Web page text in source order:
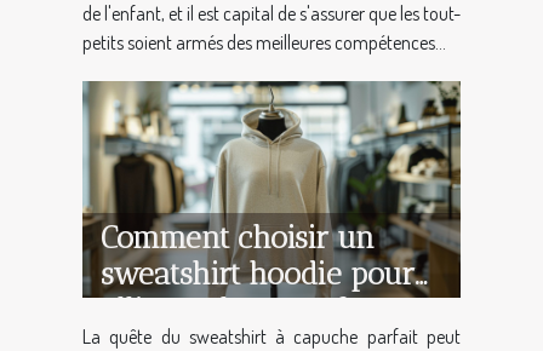
de l'enfant, et il est capital de s'assurer que les tout-
petits soient armés des meilleures compétences...
Comment choisir un
sweatshirt hoodie pour
allier style et confort
La quête du sweatshirt à capuche parfait peut